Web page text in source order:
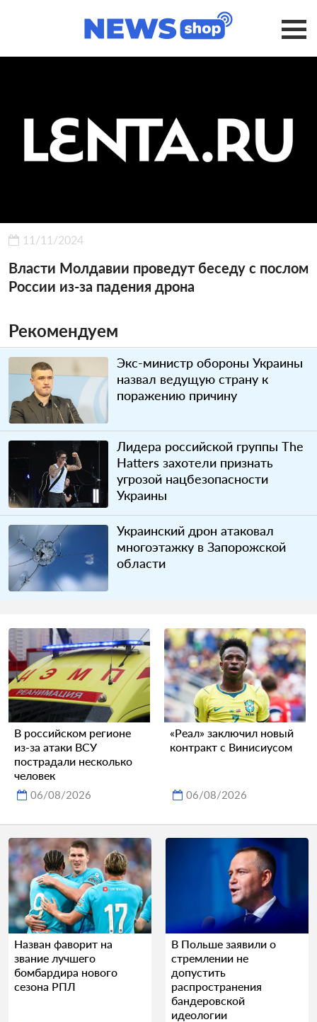
11/11/2024
Власти Молдавии проведут беседу с послом
России из-за падения дрона
Рекомендуем
Экс-министр обороны Украины
назвал ведущую страну к
поражению причину
Лидера российской группы The
Hatters захотели признать
угрозой нацбезопасности
Украины
Украинский дрон атаковал
многоэтажку в Запорожской
области
В российском регионе
из-за атаки ВСУ
пострадали несколько
человек
06/08/2026
«Реал» заключил новый
контракт с Винисиусом
06/08/2026
Назван фаворит на
звание лучшего
бомбардира нового
сезона РПЛ
В Польше заявили о
стремлении не
допустить
распространения
бандеровской
идеологии